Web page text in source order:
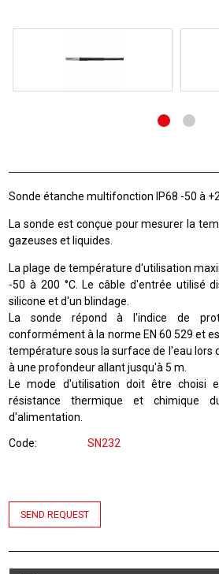
Sonde étanche multifonction IP68 -50 à
La sonde est conçue pour mesurer la
gazeuses et liquides.
La plage de température d'utilisation
-50 à 200 °C. Le câble d'entrée utilisé
silicone et d'un blindage.
La sonde répond à l'indice de
conformément à la norme EN 60 529 et
température sous la surface de l'eau lors
à une profondeur allant jusqu'à 5 m.
Le mode d'utilisation doit être choisi
résistance thermique et chimique
d'alimentation.
Code SN232
SEND REQUEST